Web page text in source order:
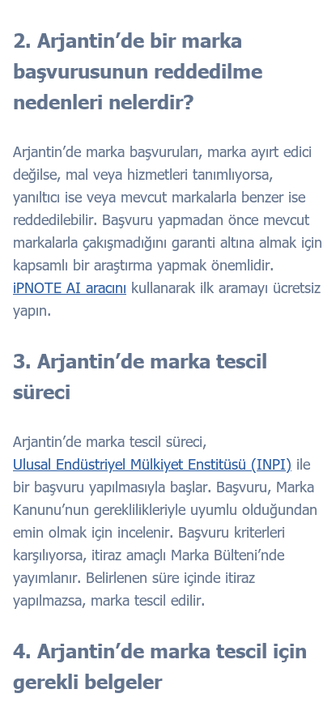
2. Arjantin’de bir marka
başvurusunun reddedilme
nedenleri nelerdir?
Arjantin’de marka başvuruları, marka ayırt edici
değilse, mal veya hizmetleri tanımlıyorsa,
yanıltıcı ise veya mevcut markalarla benzer ise
reddedilebilir. Başvuru yapmadan önce mevcut
markalarla çakışmadığını garanti altına almak için
kapsamlı bir araştırma yapmak önemlidir.
iPNOTE AI aracını kullanarak ilk aramayı ücretsiz
yapın.
3. Arjantin’de marka tescil
süreci
Arjantin’de marka tescil süreci,
Ulusal Endüstriyel Mülkiyet Enstitüsü (INPI) ile
bir başvuru yapılmasıyla başlar. Başvuru, Marka
Kanunu’nun gereklilikleriyle uyumlu olduğundan
emin olmak için incelenir. Başvuru kriterleri
karşılıyorsa, itiraz amaçlı Marka Bülteni’nde
yayımlanır. Belirlenen süre içinde itiraz
yapılmazsa, marka tescil edilir.
4. Arjantin’de marka tescil için
gerekli belgeler